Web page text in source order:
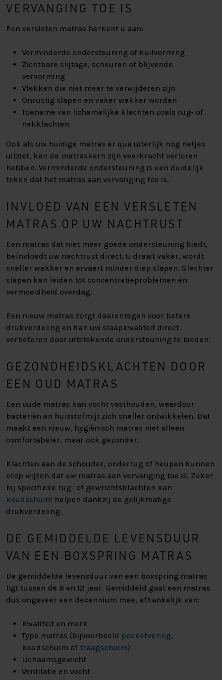
VERVANGING TOE IS
Een versleten matras herkent u aan:
Verminderde ondersteuning of kuilvorming
Zichtbare slijtage, scheuren of blijvende
vervorming
Vlekken die niet meer te verwijderen zijn
Onrustig slapen en vaker wakker worden
Toename van lichamelijke klachten zoals rug- of
nekklachten
Ook als uw huidige matras er qua uiterlijk nog netjes
uitziet, kan de matraskern zijn veerkracht verloren
hebben. Verminderde ondersteuning is een duidelijk
teken dat het matras aan vervanging toe is.
INVLOED VAN EEN VERSLETEN
MATRAS OP UW NACHTRUST
Een matras dat niet meer goede ondersteuning biedt,
beïnvloedt uw nachtrust direct. U draait vaker, wordt
sneller wakker en ervaart minder diep slapen. Slechter
slapen kan leiden tot concentratieproblemen en
vermoeidheid overdag.
Een nieuw matras zorgt daarentegen voor betere
drukverdeling en kan uw slaapkwaliteit direct
verbeteren door uitstekende ondersteuning te bieden.
GEZONDHEIDSKLACHTEN DOOR
EEN OUD MATRAS
Een oude matras kan vocht vasthouden, waardoor
bacteriën en huisstofmijt zich sneller ontwikkelen. Dat
maakt een nieuw, hygiënisch matras niet alleen
comfortabeler, maar ook gezonder.
Klachten aan de schouder, onderrug of heupen kunnen
erop wijzen dat uw matras aan vervanging toe is. Zeker
bij specifieke rug- of gewrichtsklachten kan
koudschuim helpen dankzij de gelijkmatige
drukverdeling.
DE GEMIDDELDE LEVENSDUUR
VAN EEN BOXSPRING MATRAS
De gemiddelde levensduur van een boxspring matras
ligt tussen de 8 en 12 jaar. Gemiddeld gaat een matras
dus ongeveer een decennium mee, afhankelijk van:
Kwaliteit en merk
Type matras (bijvoorbeeld pocketvering,
koudschuim of traagschuim)
Lichaamsgewicht
Ventilatie en vocht